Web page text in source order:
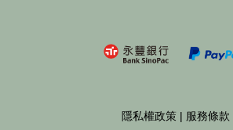
隱私權政策 服務條款